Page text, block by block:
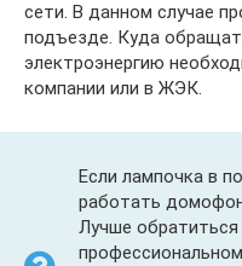
сети. В данном случае
подъезде. Куда
электроэнергию
компании или в ЖЭК.
Если лампочка в
работать
Лучше